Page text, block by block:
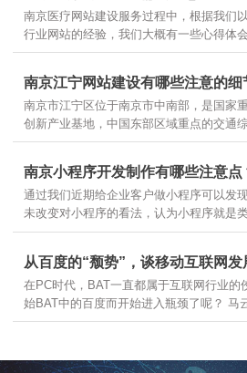
南京医疗网站建设服务过程中，根据我们
行业网站的经验，我们大概有一些心得体
基本有以下几个领域，有的企业做医疗器
域，结合自身需求，定位不同的医疗网站建
南京江宁网站建设有哪些注意的细
南京市江宁区位于南京市中南部，是国家
创新产业基地，中国东部区域重点的交通
枢纽。南京江宁从东西南三面环抱南京主
站建设有哪些需要注意的细节？
南京小程序开发制作有哪些注意点
通过我们近期给企业客户做小程序可以发
未改变对小程序的看法，认为小程序就是
多客户都让我们按照手机站的样式和功能
大家分享下，那么小程序制作有哪些要点
从百度的“颓势”，谈移动互联网发
在PC时代，BAT一直都属于互联网行业的
始BAT中的百度而开始进入瓶颈了呢？ 马
一个互联网企业可以保证10年之内还能存
析，互联网发展的趋势和前景